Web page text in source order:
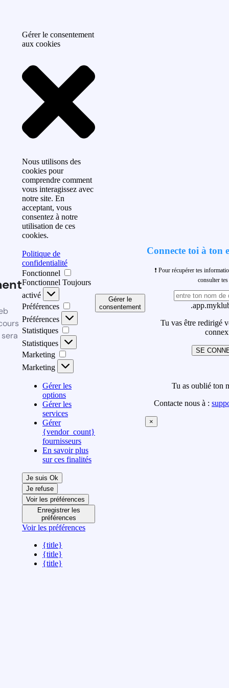
Gérer le consentement
aux cookies
Nous utilisons des
cookies pour
comprendre comment
vous interagissez avec
notre site. En
acceptant, vous
consentez à notre
utilisation de ces
cookies.
Politique de
confidentialité
Fonctionnel
Fonctionnel Toujours
activé
Préférences
Préférences
Statistiques
Statistiques
Marketing
Marketing
Gérer les
options
Gérer les
services
Gérer
{vendor_count}
fournisseurs
En savoir plus
sur ces finalités
Je suis Ok
Je refuse
Voir les préférences
Enregistrer les
préférences
Voir les préférences
{title}
{title}
{title}
Gérer le
consentement
Connecte toi à ton
❗ Pour récupérer tes
consulter
Tu vas être redirigé
SE
Tu as oublié ton
Contacte nous à :
×